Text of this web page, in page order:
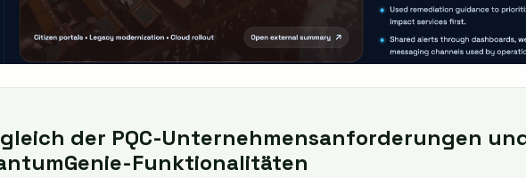
der PQC-Unternehmensanforderungen
Funktionalitäten